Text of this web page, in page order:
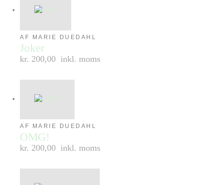
AF MARIE DUEDAHL
Joker
kr. 200,00 inkl. moms
AF MARIE DUEDAHL
OMG!
kr. 200,00 inkl. moms